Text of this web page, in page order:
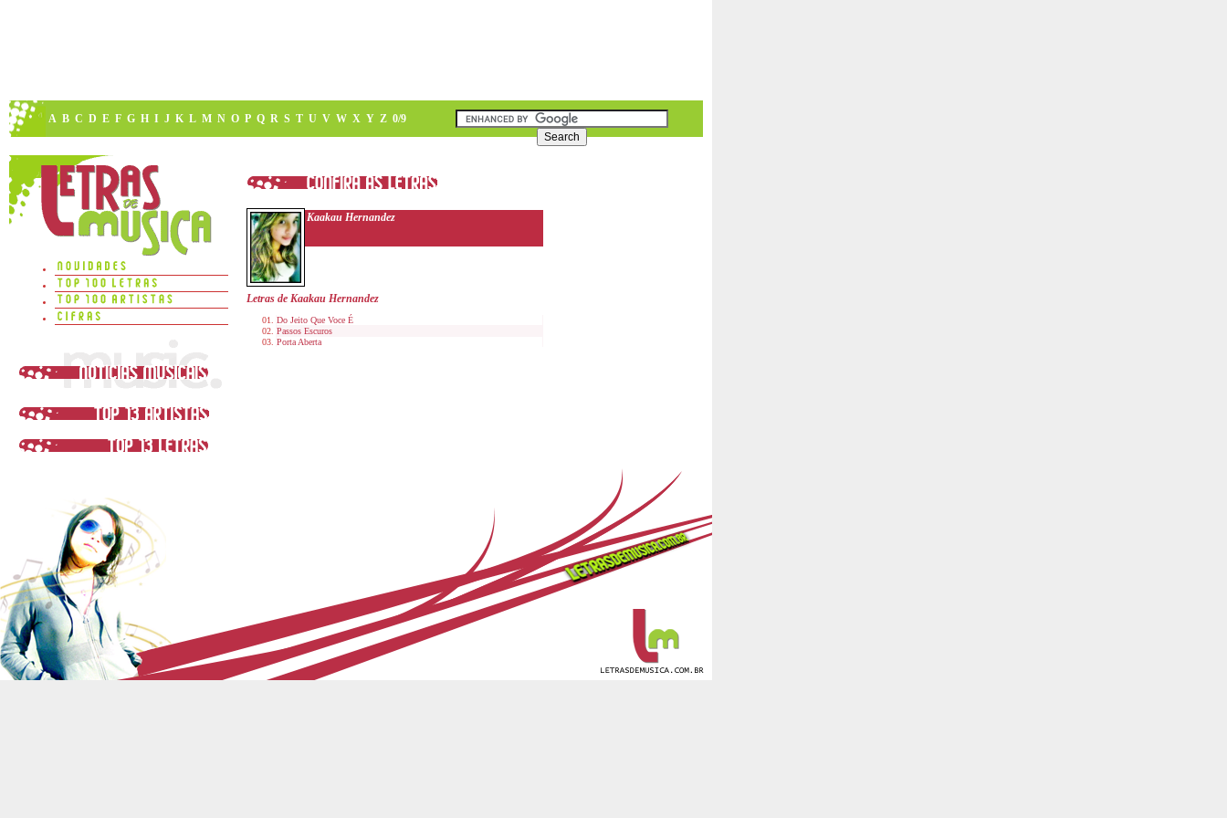
A B C D E F G H I J K L M N O P Q R S T U V W X Y Z 0/9
Kaakau Hernandez
Letras de Kaakau Hernandez
Do Jeito Que Voce É
Passos Escuros
Porta Aberta